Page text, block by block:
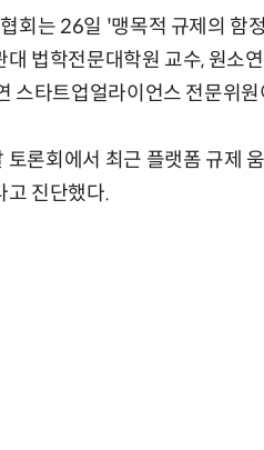
회는 26일 '맹목적 규제의 함
대 법학전문대학원 교수, 원소
스타트업얼라이언스 전문위
토론회에서 최근 플랫폼 규제
고 진단했다.